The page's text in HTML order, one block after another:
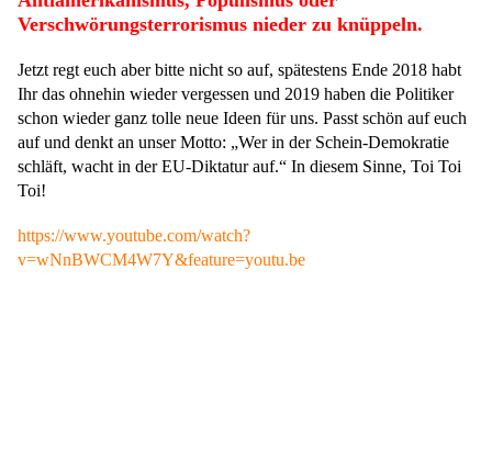
Verschwörungsterrorismus nieder zu knüppeln.
Jetzt regt euch aber bitte nicht so auf, spätestens Ende 2018 habt
Ihr das ohnehin wieder vergessen und 2019 haben die Politiker
schon wieder ganz tolle neue Ideen für uns. Passt schön auf euch
auf und denkt an unser Motto: „Wer in der Schein-Demokratie
schläft, wacht in der EU-Diktatur auf.“ In diesem Sinne, Toi Toi
Toi!
https://www.youtube.com/watch?
v=wNnBWCM4W7Y&feature=youtu.be